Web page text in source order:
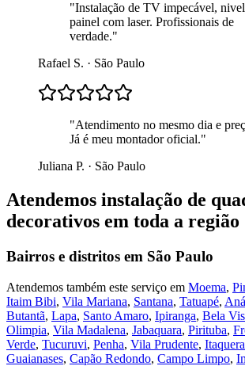
"Instalação de TV impecável,
painel com laser. Profissionais de
verdade."
Rafael S. · São Paulo
"Atendimento no mesmo dia e
Já é meu montador oficial."
Juliana P. · São Paulo
Atendemos instalação de
decorativos em toda a região
Bairros e distritos em São Paulo
Atendemos também este serviço em Moema,
Itaim Bibi, Vila Mariana, Santana, Tatuapé,
Butantã, Lapa, Santo Amaro, Ipiranga, Bela
Olimpia, Vila Madalena, Jabaquara, Pirituba,
Verde, Tucuruvi, Penha, Vila Prudente, Itaquera
Guaianases, Capão Redondo, Campo Limpo,